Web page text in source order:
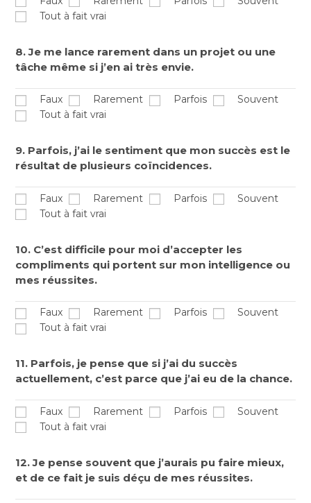
Tout à fait vrai
8. Je me lance rarement dans un projet ou une
tâche même si j’en ai très envie.
Faux Rarement Parfois
Souvent
Tout à fait vrai
9. Parfois, j’ai le sentiment que mon succès est le
résultat de plusieurs coïncidences.
Faux Rarement Parfois
Souvent
Tout à fait vrai
10. C’est difficile pour moi d’accepter les
compliments qui portent sur mon intelligence ou
mes réussites.
Faux Rarement Parfois
Souvent
Tout à fait vrai
11. Parfois, je pense que si j’ai du succès
actuellement, c’est parce que j’ai eu de la chance.
Faux Rarement Parfois
Souvent
Tout à fait vrai
12. Je pense souvent que j’aurais pu faire mieux,
et de ce fait je suis déçu de mes réussites.